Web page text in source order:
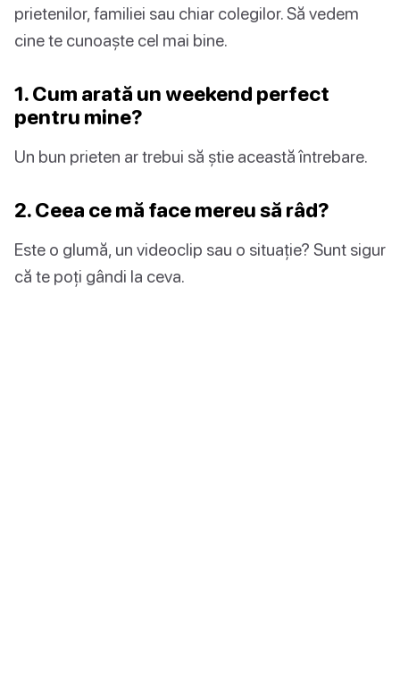
prietenilor, familiei sau chiar colegilor. Să vedem
cine te cunoaște cel mai bine.
1. Cum arată un weekend perfect
pentru mine?
Un bun prieten ar trebui să știe această întrebare.
2. Ceea ce mă face mereu să râd?
Este o glumă, un videoclip sau o situație? Sunt sigur
că te poți gândi la ceva.